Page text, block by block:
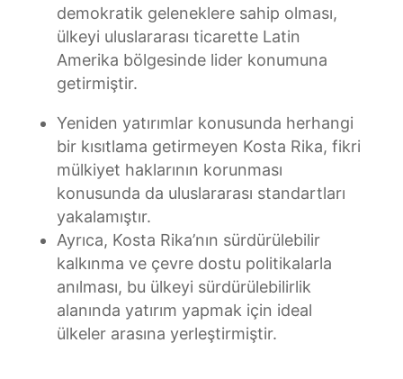
demokratik geleneklere sahip olması,
ülkeyi uluslararası ticarette Latin
Amerika bölgesinde lider konumuna
getirmiştir.
Yeniden yatırımlar konusunda herhangi
bir kısıtlama getirmeyen Kosta Rika, fikri
mülkiyet haklarının korunması
konusunda da uluslararası standartları
yakalamıştır.
Ayrıca, Kosta Rika’nın sürdürülebilir
kalkınma ve çevre dostu politikalarla
anılması, bu ülkeyi sürdürülebilirlik
alanında yatırım yapmak için ideal
ülkeler arasına yerleştirmiştir.